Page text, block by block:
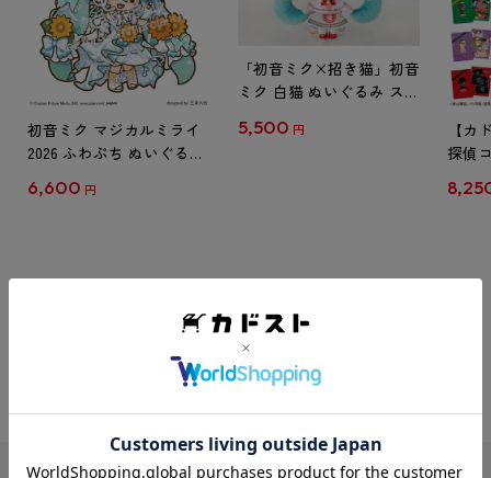
初音ミク マジカルミライ
2026 ふわぷち ぬいぐるみ
6,600 円
「初音ミク×招き猫」初音
ミク 白猫 ぬいぐるみ スタ
5,500 円
【カ
探偵
クリ